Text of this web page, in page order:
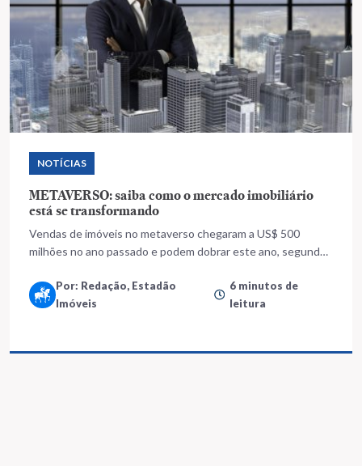
NOTÍCIAS
METAVERSO: saiba como o mercado imobiliário
está se transformando
Vendas de imóveis no metaverso chegaram a US$ 500
milhões no ano passado e podem dobrar este ano, segundo
Por: Redação, Estadão
Imóveis
6 minutos de
leitura